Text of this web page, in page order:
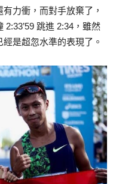
力衝，而對手放棄了，
跳進 2:34，雖然
是超忽水準的表現了。